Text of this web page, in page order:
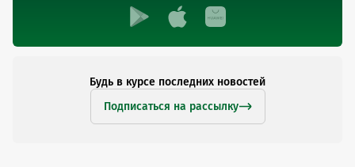
Будь в курсе последних новостей
Подписаться на рассылку